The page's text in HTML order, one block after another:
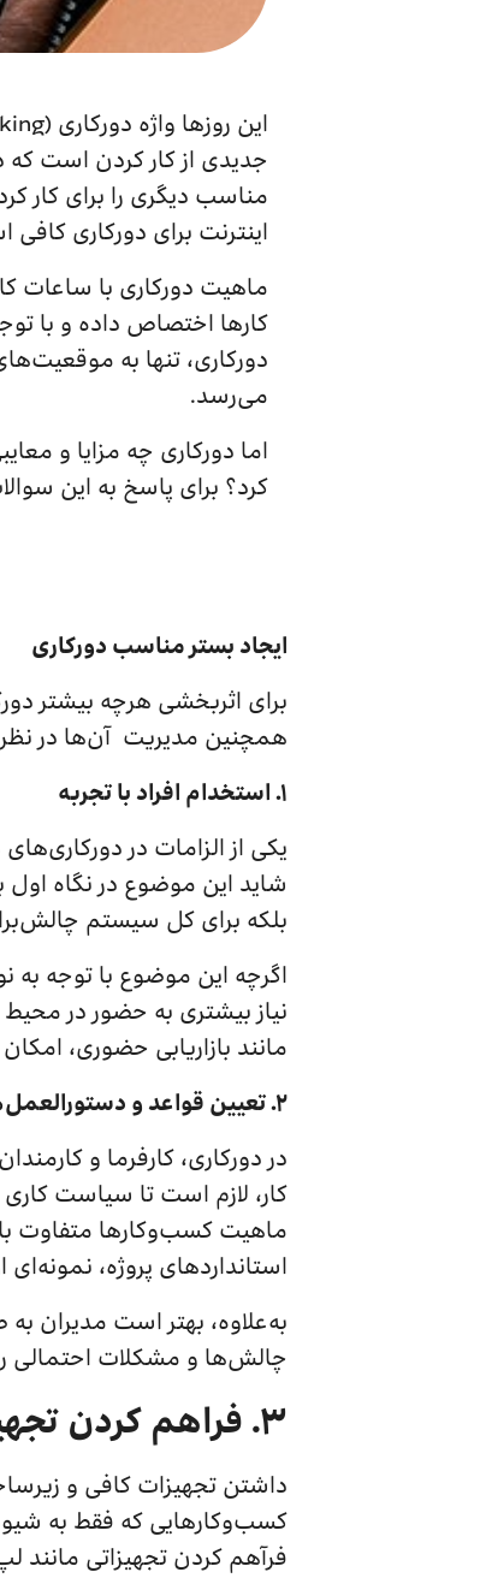
جدیدی از کار کردن است که
مناسب دیگری را برای کار
اینترنت برای دورکاری
ماهیت دورکاری با ساعات
کارها اختصاص داده و با
می‌رسد.
اما دورکاری چه مزایا و
کرد؟ برای پاسخ به این
ایجاد بستر مناسب دورکاری
برای اثربخشی هر‌چه بیشتر
همچنین مدیریت آن‌ها در نظر
۱. استخدام افراد با تجربه
یکی از الزامات در
شاید این موضوع در نگاه اول
بلکه برای کل سیستم
اگرچه این موضوع با توجه به
نیاز بیشتری به حضور در
مانند بازاریابی حضوری،
۲. تعیین قواعد و
در دورکاری، کارفرما و
کار، لازم است تا سیاست
ماهیت کسب‌وکارها متفاوت
استانداردهای پروژه،
به‌علاوه، بهتر است مدیران به
چالش‌ها و مشکلات احتمالی
۳. فراهم کردن تجهیزات لازم
داشتن تجهیزات کافی و
کسب‌وکارهایی که فقط به
فرآهم کردن تجهیزاتی مانند